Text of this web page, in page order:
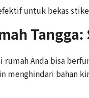
untuk bekas
rumah Anda bisa
menghindari bahan